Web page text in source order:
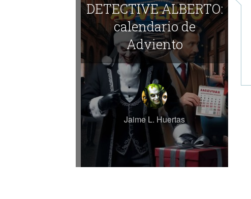
DETECTIVE ALBERTO:
calendario de
Adviento
Jaime L. Huertas